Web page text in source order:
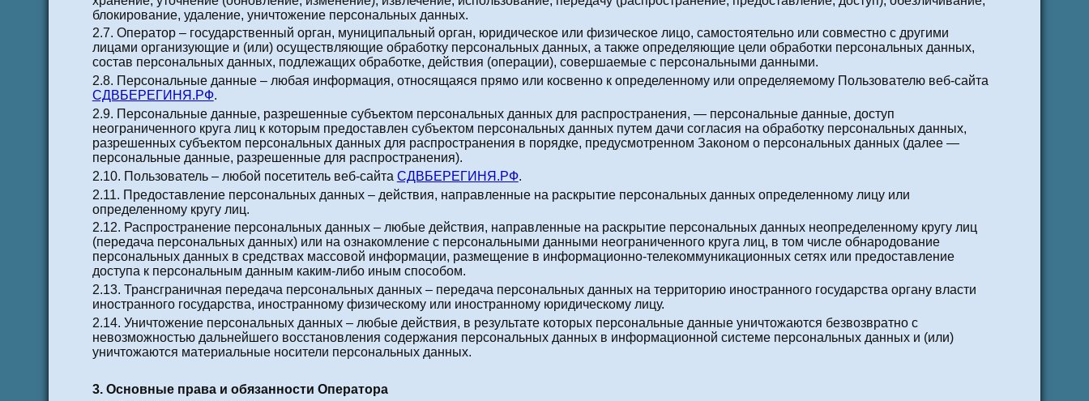
блокирование, удаление, уничтожение персональных данных.
2.7. Оператор – государственный орган, муниципальный орган, юридическое или физическое лицо, самостоятельно или совместно с другими
лицами организующие и (или) осуществляющие обработку персональных данных, а также определяющие цели обработки персональных данных,
состав персональных данных, подлежащих обработке, действия (операции), совершаемые с персональными данными.
2.8. Персональные данные – любая информация, относящаяся прямо или косвенно к определенному или определяемому Пользователю веб-сайта
СДВБЕРЕГИНЯ.РФ.
2.9. Персональные данные, разрешенные субъектом персональных данных для распространения, — персональные данные, доступ
неограниченного круга лиц к которым предоставлен субъектом персональных данных путем дачи согласия на обработку персональных данных,
разрешенных субъектом персональных данных для распространения в порядке, предусмотренном Законом о персональных данных (далее —
персональные данные, разрешенные для распространения).
2.10. Пользователь – любой посетитель веб-сайта СДВБЕРЕГИНЯ.РФ.
2.11. Предоставление персональных данных – действия, направленные на раскрытие персональных данных определенному лицу или
определенному кругу лиц.
2.12. Распространение персональных данных – любые действия, направленные на раскрытие персональных данных неопределенному кругу лиц
(передача персональных данных) или на ознакомление с персональными данными неограниченного круга лиц, в том числе обнародование
персональных данных в средствах массовой информации, размещение в информационно-телекоммуникационных сетях или предоставление
доступа к персональным данным каким-либо иным способом.
2.13. Трансграничная передача персональных данных – передача персональных данных на территорию иностранного государства органу власти
иностранного государства, иностранному физическому или иностранному юридическому лицу.
2.14. Уничтожение персональных данных – любые действия, в результате которых персональные данные уничтожаются безвозвратно с
невозможностью дальнейшего восстановления содержания персональных данных в информационной системе персональных данных и (или)
уничтожаются материальные носители персональных данных.
3. Основные права и обязанности Оператора